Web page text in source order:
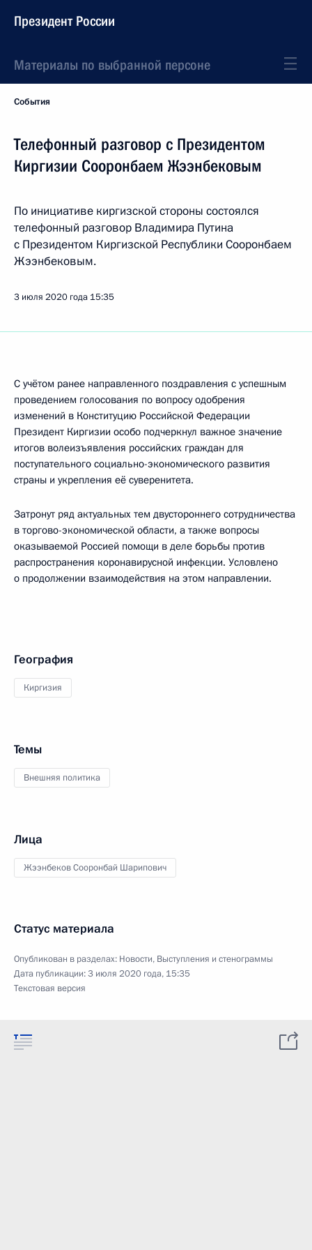
Президент России
Материалы по выбранной персоне
События
Телефонный разговор с Президентом
Киргизии Сооронбаем Жээнбековым
По инициативе киргизской стороны состоялся
телефонный разговор Владимира Путина
с Президентом Киргизской Республики Сооронбаем
Жээнбековым.
3 июля 2020 года 15:35
С учётом ранее направленного поздравления с успешным
проведением голосования по вопросу одобрения
изменений в Конституцию Российской Федерации
Президент Киргизии особо подчеркнул важное значение
итогов волеизъявления российских граждан для
поступательного социально-экономического развития
страны и укрепления её суверенитета.
Затронут ряд актуальных тем двустороннего сотрудничества
в торгово-экономической области, а также вопросы
оказываемой Россией помощи в деле борьбы против
распространения коронавирусной инфекции. Условлено
о продолжении взаимодействия на этом направлении.
География
Киргизия
Темы
Внешняя политика
Лица
Жээнбеков Сооронбай Шарипович
Статус материала
Опубликован в разделах: Новости, Выступления и стенограммы
Дата публикации:3 июля 2020 года, 15:35
Текстовая версия